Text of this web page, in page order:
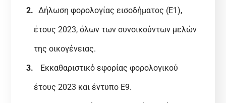
Δήλωση φορολογίας εισοδήματος (Ε1),
έτους 2023, όλων των συνοικούντων μελών
της οικογένειας.
Εκκαθαριστικό εφορίας φορολογικού
έτους 2023 και έντυπο Ε9.